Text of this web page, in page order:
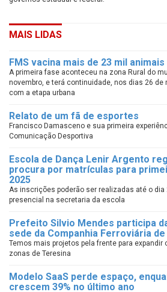
MAIS LIDAS
FMS vacina mais de 23 mil
A primeira fase aconteceu na zona Rural do
novembro, e terá continuidade, nos dias 26 de
com a etapa urbana
Relato de um fã de esportes
Francisco Damasceno e sua primeira
Comunicação Desportiva
Escola de Dança Lenir Argento
procura por matrículas para
2025
As inscrições poderão ser realizadas até o dia
presencial na secretaria da escola
Prefeito Silvio Mendes participa
sede da Companhia Ferroviária
Temos mais projetos pela frente para expandir
zonas de Teresina
Modelo SaaS perde espaço,
crescem 39% no último ano